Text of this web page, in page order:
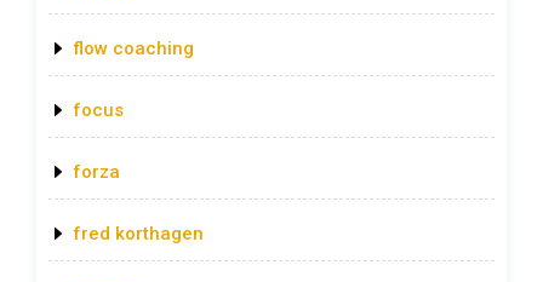
flow coaching
focus
forza
fred korthagen